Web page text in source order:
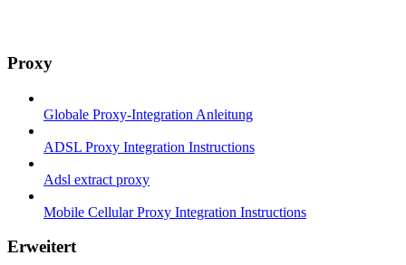
Proxy
Globale Proxy-Integration Anleitung
ADSL Proxy Integration Instructions
Adsl extract proxy
Mobile Cellular Proxy Integration Instructions
Erweitert